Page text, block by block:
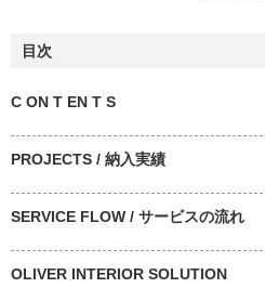
目次
C ON T EN T S
PROJECTS / 納入実績
SERVICE FLOW / サービスの流れ
OLIVER INTERIOR SOLUTION